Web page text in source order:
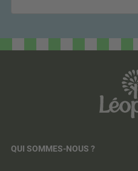
QUI SOMMES-NOUS ?